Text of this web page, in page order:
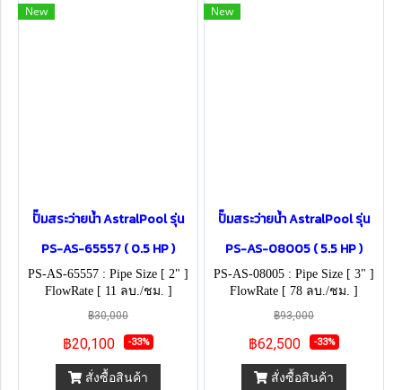
New
ปั๊มสระว่ายน้ำ AstralPool รุ่น
PS-AS-65557 ( 0.5 HP )
PS-AS-65557 : Pipe Size [ 2" ]
FlowRate [ 11 ลบ./ชม. ]
฿30,000
฿20,100 -33%
สั่งซื้อสินค้า
New
ปั๊มสระว่ายน้ำ AstralPool รุ่น
PS-AS-08005 ( 5.5 HP )
PS-AS-08005 : Pipe Size [ 3" ]
FlowRate [ 78 ลบ./ชม. ]
฿93,000
฿62,500 -33%
สั่งซื้อสินค้า